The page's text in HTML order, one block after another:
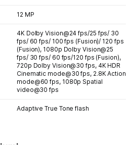
12 MP
4K Dolby Vision@24 fps/25 fps/ 30
fps/ 60 fps/ 100 fps (Fusion)/ 120 fps
(Fusion), 1080p Dolby Vision@25
fps/ 30 fps/ 60 fps/120 fps (Fusion),
720p Dolby Vision@30 fps, 4K HDR
Cinematic mode@30 fps, 2.8K Action
mode@60 fps, 1080p Spatial
video@30 fps
Adaptive True Tone flash